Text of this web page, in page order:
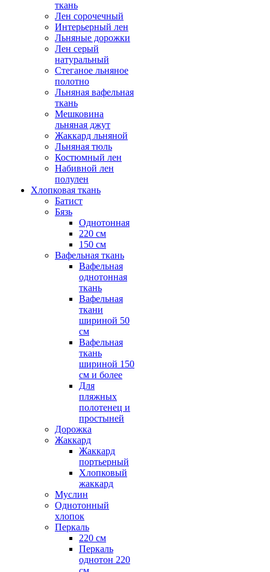
ткань
Лен сорочечный
Интерьерный лен
Льняные дорожки
Лен серый
натуральный
Стеганое льняное
полотно
Льняная вафельная
ткань
Мешковина
льняная джут
Жаккард льняной
Льняная тюль
Костюмный лен
Набивной лен
полулен
Хлопковая ткань
Батист
Бязь
Однотонная
220 см
150 см
Вафельная ткань
Вафельная
однотонная
ткань
Вафельная
ткани
шириной 50
см
Вафельная
ткань
шириной 150
см и более
Для
пляжных
полотенец и
простыней
Дорожка
Жаккард
Жаккард
портьерный
Хлопковый
жаккард
Муслин
Однотонный
хлопок
Перкаль
220 см
Перкаль
однотон 220